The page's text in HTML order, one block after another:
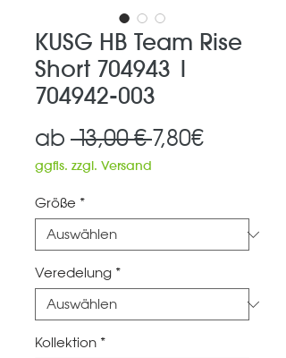
KUSG HB Team Rise
Short 704943 |
704942-003
ab 13,00 € Standardpreis
7,80€Sale-
ggfls. zzgl. Versand
Größe *
Veredelung *
Kollektion *